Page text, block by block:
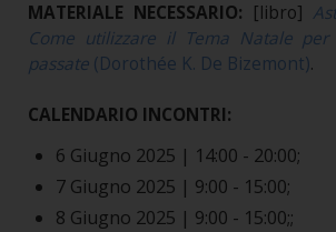
MATERIALE NECESSARIO: [libro]
Come utilizzare il Tema Natale
passate (Dorothée K. De Bizemont).
CALENDARIO INCONTRI:
6 Giugno 2025 | 14:00 - 20:00;
7 Giugno 2025 | 9:00 - 15:00;
8 Giugno 2025 | 9:00 - 15:00;;